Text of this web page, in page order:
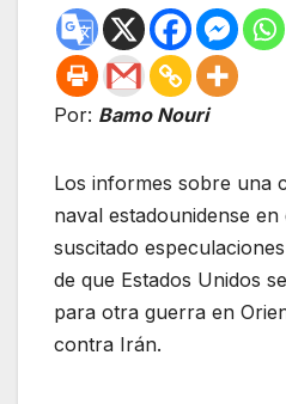
Por: Bamo Nouri
Los informes sobre una
naval estadounidense
suscitado
de que Estados Unidos
para otra guerra en
contra Irán.